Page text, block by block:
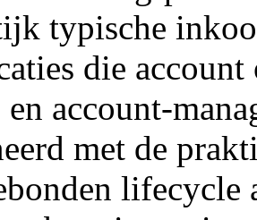
typische
die
en account-
met de
lifecycle